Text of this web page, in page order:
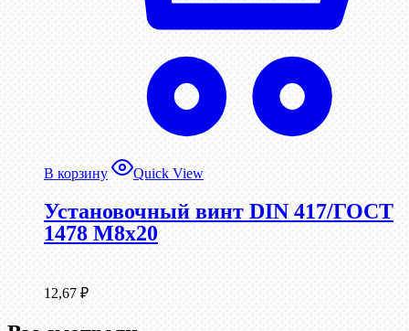
В корзину Quick View
Установочный винт DIN 417/ГОСТ
1478 М8х20
12,67 ₽